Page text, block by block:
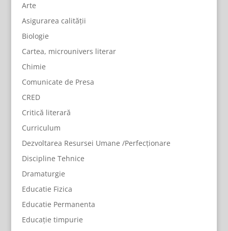
Arte
Asigurarea calității
Biologie
Cartea, microunivers literar
Chimie
Comunicate de Presa
CRED
Critică literară
Curriculum
Dezvoltarea Resursei Umane /Perfecționare
Discipline Tehnice
Dramaturgie
Educatie Fizica
Educatie Permanenta
Educație timpurie